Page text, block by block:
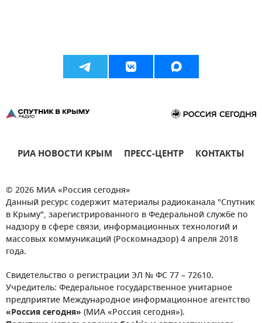
РИА НОВОСТИ КРЫМ ПРЕСС-ЦЕНТР КОНТАКТЫ
© 2026 МИА «Россия сегодня»
Данный ресурс содержит материалы радиоканала "Спутник
в Крыму", зарегистрированного в Федеральной службе по
надзору в сфере связи, информационных технологий и
массовых коммуникаций (Роскомнадзор) 4 апреля 2018
года.
Свидетельство о регистрации ЭЛ № ФС 77 – 72610.
Учредитель: Федеральное государственное унитарное
предприятие Международное информационное агентство
«Россия сегодня» (МИА «Россия сегодня»).